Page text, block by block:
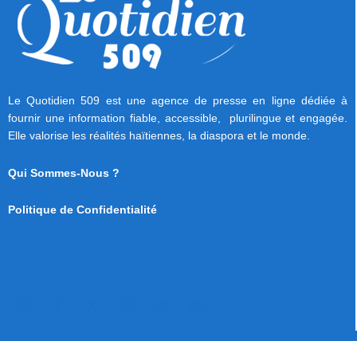
Le Quotidien 509 est une agence de presse en ligne dédiée à
fournir une information fiable, accessible, plurilingue et engagée.
Elle valorise les réalités haïtiennes, la diaspora et le monde.
Qui Sommes-Nous ?
Politique de Confidentialité